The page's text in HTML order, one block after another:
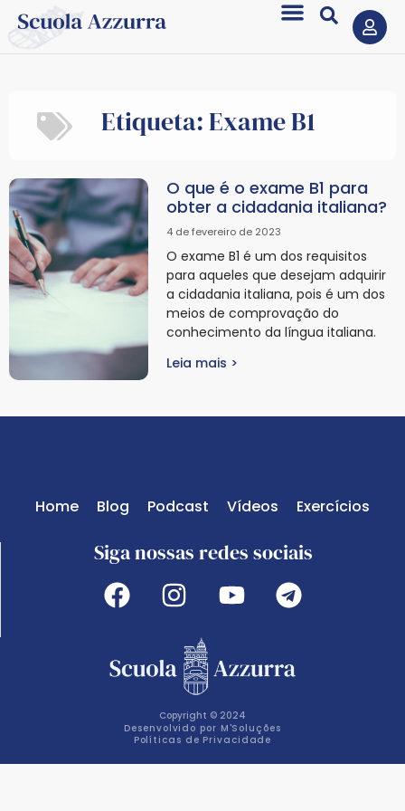
Etiqueta: Exame B1
O que é o exame B1 para
obter a cidadania italiana?
4 de fevereiro de 2023
O exame B1 é um dos requisitos
para aqueles que desejam adquirir
a cidadania italiana, pois é um dos
meios de comprovação do
conhecimento da língua italiana.
Leia mais >
Home Blog Podcast Vídeos Exercícios
Siga nossas redes sociais
Copyright © 2024
Desenvolvido por M'Soluções
Políticas de Privacidade